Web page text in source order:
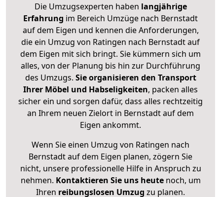
Die Umzugsexperten haben langjährige
Erfahrung im Bereich Umzüge nach Bernstadt
auf dem Eigen und kennen die Anforderungen,
die ein Umzug von Ratingen nach Bernstadt auf
dem Eigen mit sich bringt. Sie kümmern sich um
alles, von der Planung bis hin zur Durchführung
des Umzugs. Sie organisieren den Transport
Ihrer Möbel und Habseligkeiten, packen alles
sicher ein und sorgen dafür, dass alles rechtzeitig
an Ihrem neuen Zielort in Bernstadt auf dem
Eigen ankommt.
Wenn Sie einen Umzug von Ratingen nach
Bernstadt auf dem Eigen planen, zögern Sie
nicht, unsere professionelle Hilfe in Anspruch zu
nehmen. Kontaktieren Sie uns heutenoch, um
Ihren reibungslosen Umzug zu planen.